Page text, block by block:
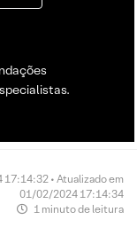
• Atualizado em
01/02/2024 17:14:34
1 minuto de leitura